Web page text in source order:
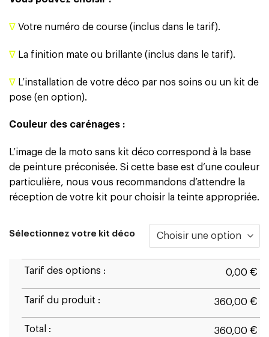
∇ Votre numéro de course (inclus dans le tarif).
∇ La finition mate ou brillante (inclus dans le tarif).
∇ L’installation de votre déco par nos soins ou un kit de
pose (en option).
Couleur des carénages :
L’image de la moto sans kit déco correspond à la base
de peinture préconisée. Si cette base est d’une couleur
particulière, nous vous recommandons d’attendre la
réception de votre kit pour choisir la teinte appropriée.
Sélectionnez votre kit déco
Tarif des options : 0,00 €
Tarif du produit : 360,00 €
Total : 360,00 €